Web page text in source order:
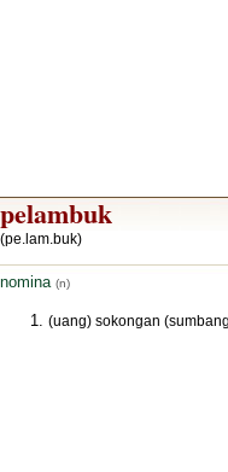
pelambuk
(pe.lam.buk)
nomina (n)
(uang) sokongan